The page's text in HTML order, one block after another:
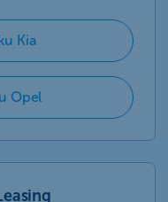
Kia
Opel